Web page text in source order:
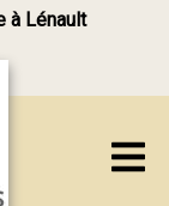
à Lénault